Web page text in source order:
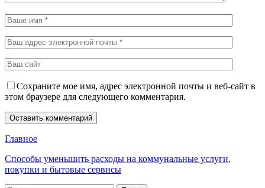
Сохраните мое имя, адрес электронной почты и веб-сайт в
этом браузере для следующего комментария.
Главное
Способы уменьшить расходы на коммунальные услуги,
покупки и бытовые сервисы